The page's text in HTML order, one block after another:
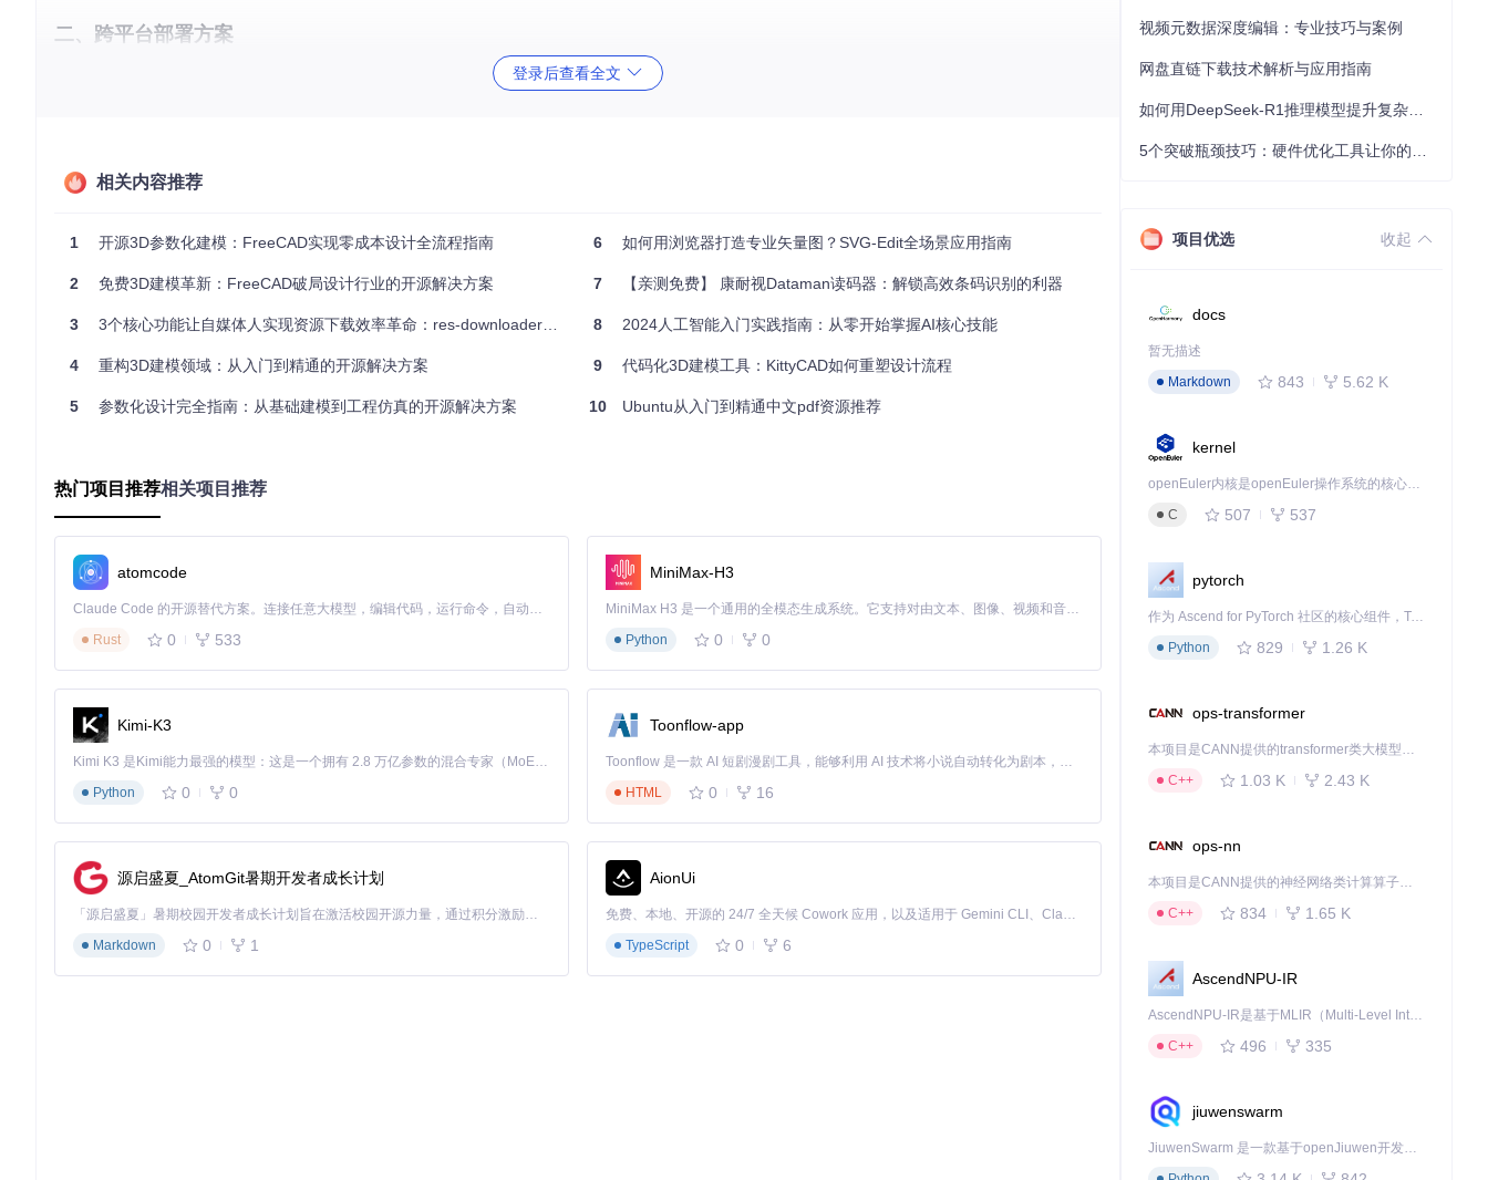
二、跨平台部署方案
系统已安装目标语言字体
具备基础文件操作能力
① 获取对应语言包
git clone
② 放置语言文件
或 %APPDATA%/软件名/Languages
打开软件设置界面，找到语言选项并选择目标语言
④ 验证生效
💡 实用提示：部分软件支持不重启切换语言，可尝试快捷键 (Windows)或Cmd+Shift+L
自测题
Q：Windows和macOS系统的语言文件存放路径有何本质区别？
三、高级定制技巧
3.1 用户场景定制方案
推荐设置：大字体+高对比度主题
登录后查看全文
相关内容推荐
1 开源3D参数化建模：FreeCAD实现零成本设计全流程指南
2 免费3D建模革新：FreeCAD破局设计行业的开源解决方案
3 3个核心功能让自媒体人实现资源下载效率革命：res-downloader零门槛使用指南
4 重构3D建模领域：从入门到精通的开源解决方案
5 参数化设计完全指南：从基础建模到工程仿真的开源解决方案
6 如何用浏览器打造专业矢量图？SVG-Edit全场景应用指南
7 【亲测免费】 康耐视Dataman读码器：解锁高效条码识别的利器
8 2024人工智能入门实践指南：从零开始掌握AI核心技能
9 代码化3D建模工具：KittyCAD如何重塑设计流程
10 Ubuntu从入门到精通中文pdf资源推荐
热门项目推荐相关项目推荐
atomcode
Claude Code 的开源替代方案。连接任意大模型，编辑代码，运行命令，自动验证 — 全自动执行。用 Rust 构建，极致性能。 ｜ An open-source alternative to Claude Code. Connect any LLM, edit code, run commands, and verify changes — autonomously. Built in Rust for speed. Get Started
Rust
0 533
MiniMax-H3
MiniMax H3 是一个通用的全模态生成系统。它支持对由文本、图像、视频和音频组成的多模态上下文进行统一理解，并能生成分辨率高达 2K、时长可达 15 秒的带原生立体声音频的视频。得益于面向任务泛化的系统设计，H3 在预训练阶段就已具备广泛的多模态上下文理解与生成能力，能够出色地执行复杂的多模态指令。
Python
0 0
Kimi-K3
Kimi K3 是Kimi能力最强的模型：这是一个拥有 2.8 万亿参数的混合专家（MoE）模型，具备原生视觉理解能力，并支持 100 万 token 的上下文窗口。
Python
0 0
Toonflow-app
Toonflow 是一款 AI 短剧漫剧工具，能够利用 AI 技术将小说自动转化为剧本，并结合 AI 生成的图片和视频，实现高效的短剧创作。借助 Toonflow，可以轻松完成从文字到影像的全流程，让短剧制作变得更加智能与便捷。
HTML
0 16
源启盛夏_AtomGit暑期开发者成长计划
「源启盛夏」暑期校园开发者成长计划旨在激活校园开源力量，通过积分激励、认证扶持、资源倾斜等形式，引导高校组织和开发者完成「入驻 — 建项目 — 做贡献 — 获认证 — 得资源」的完整闭环。无论你是想带领社团入驻平台的组织者，还是希望用代码贡献证明自己的开发者，都能在这里找到属于你的成长路径。
Markdown
0 1
AionUi
免费、本地、开源的 24/7 全天候 Cowork 应用，以及适用于 Gemini CLI、Claude Code、Codex、OpenCode、Qwen Code、Goose CLI、Auggie 等的 OpenClaw | 🌟 喜欢就点star吧
TypeScript
0 6
视频元数据深度编辑：专业技巧与案例
网盘直链下载技术解析与应用指南
项目优选 收起
docs
暂无描述
Markdown
843 5.62 K
kernel
openEuler内核是openEuler操作系统的核心，既是系统性能与稳定性的基石，也是连接处理器、设备与服务的桥梁。
C
507 537
pytorch
作为 Ascend for PyTorch 社区的核心组件，TorchNPU 是昇腾专为 PyTorch 打造的深度学习适配插件，使 PyTorch 框架能够直接调用昇腾 NPU，为开发者提供昇腾 AI 处理器的超强算力。
Python
829 1.26 K
ops-transformer
本项目是CANN提供的transformer类大模型算子库，实现网络在NPU上加速计算。
C++
1.03 K 2.43 K
ops-nn
本项目是CANN提供的神经网络类计算算子库，实现网络在NPU上加速计算。
C++
834 1.65 K
AscendNPU-IR
AscendNPU-IR是基于MLIR（Multi-Level Intermediate Representation）构建的，面向昇腾亲和算子编译时使用的中间表示，提供昇腾完备表达能力，通过编译优化提升昇腾AI处理器计算效率，支持通过生态框架使能昇腾AI处理器与深度调优
C++
496 335
jiuwenswarm
JiuwenSwarm 是一款基于openJiuwen开发的智能AI Agent，它能够将大语言模型的强大能力，通过你日常使用的各类通讯应用，直接延伸至你的指尖。